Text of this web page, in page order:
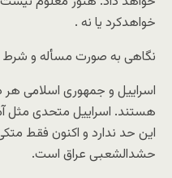
خواهدکرد یا نه .
نگاهی به صورت مسأله و شرط
اسراییل و جمهوری اسلامی هر
هستند. اسراییل متحدی مثل
این حد ندارد و اکنون فقط
حشدالشعبی عراق است.